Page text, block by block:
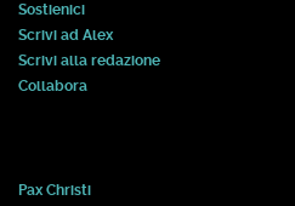
Sostienici
Scrivi ad Alex
Scrivi alla redazione
Collabora
Pax Christi